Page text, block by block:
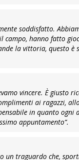
soddisfatto.
hanno fatto
la vittoria, questo è
vincere. È giusto
ai ragazzi,
in quanto ogni
appuntamento”.
un traguardo che,